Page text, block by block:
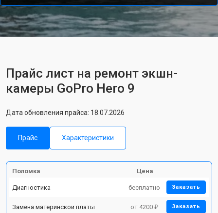
Прайс лист на ремонт экшн-
камеры GoPro Hero 9
Дата обновления прайса: 18.07.2026
Прайс Характеристики
Поломка Цена
Диагностика бесплатно Заказать
Замена материнской платы от 4200 ₽ Заказать